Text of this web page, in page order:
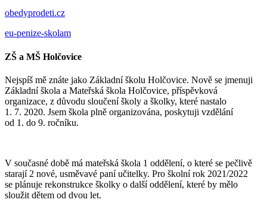
obedyprodeti.cz
eu-penize-skolam
ZŠ a MŠ Holčovice
Nejspíš mě znáte jako Základní školu Holčovice. Nově se jmenuji
Základní škola a Mateřská škola Holčovice, příspěvková
organizace, z důvodu sloučení školy a školky, které nastalo
1. 7. 2020. Jsem škola plně organizována, poskytuji vzdělání
od 1. do 9. ročníku.
V současné době má mateřská škola 1 oddělení, o které se pečlivě
starají 2 nové, usměvavé paní učitelky. Pro školní rok 2021/2022
se plánuje rekonstrukce školky o další oddělení, které by mělo
sloužit dětem od dvou let.